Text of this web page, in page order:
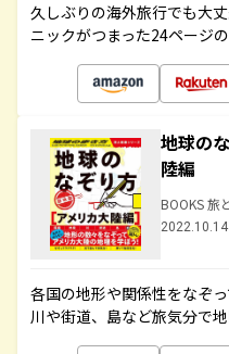
久しぶりの海外旅行でも大
ニックがつまった24ページ
地球の
陸編
BOOKS 旅
各国の地形や関係性をなぞ
川や街道、島など旅気分で